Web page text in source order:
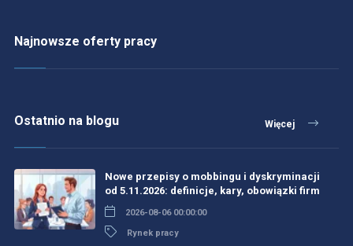
Najnowsze oferty pracy
Ostatnio na blogu Więcej
Nowe przepisy o mobbingu i dyskryminacji
od 5.11.2026: definicje, kary, obowiązki firm
2026-08-06 00:00:00
Rynek pracy